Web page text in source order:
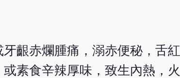
齦赤爛腫痛，溺赤便秘，舌紅
素食辛辣厚味，致生內熱，火